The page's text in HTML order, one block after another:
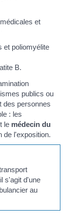
et
et poliomyélite
B.
publics ou
des personnes
: les
le médecin du
de l'exposition.
s'agit d'une
au